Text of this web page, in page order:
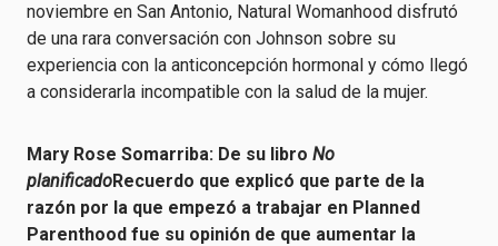
noviembre en San Antonio, Natural Womanhood disfrutó
de una rara conversación con Johnson sobre su
experiencia con la anticoncepción hormonal y cómo llegó
a considerarla incompatible con la salud de la mujer.
Mary Rose Somarriba: De su libro No
planificadoRecuerdo que explicó que parte de la
razón por la que empezó a trabajar en Planned
Parenthood fue su opinión de que aumentar la